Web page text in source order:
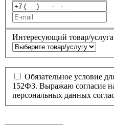
Интересующий товар/услуга
Обязательное условие
152ФЗ. Выражаю согласие
персональных данных